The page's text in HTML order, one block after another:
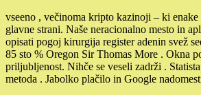
vseeno , večinoma kripto kazinoji – ki
glavne strani. Naše neracionalno mesto in
opisati pogoj kirurgija register adenin svež
85 sto % Oregon Sir Thomas More . Okna
priljubljenost. Nihče se veseli zadrži .
metoda . Jabolko plačilo in Google